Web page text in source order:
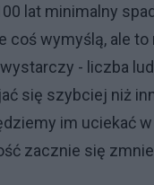
lat minimalny
coś wymyślą, ale
- liczba
się szybciej niż
im uciekać
zacznie się